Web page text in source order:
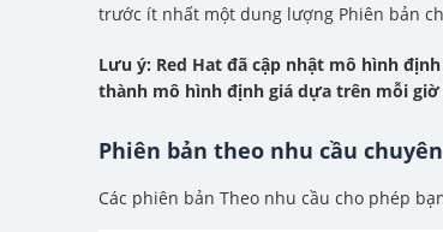
trước ít nhất một dung lượng Phiên bản
Lưu ý: Red Hat đã cập nhật mô hình
thành mô hình định giá dựa trên mỗi giờ
Phiên bản theo nhu cầu
Các phiên bản Theo nhu cầu cho phép